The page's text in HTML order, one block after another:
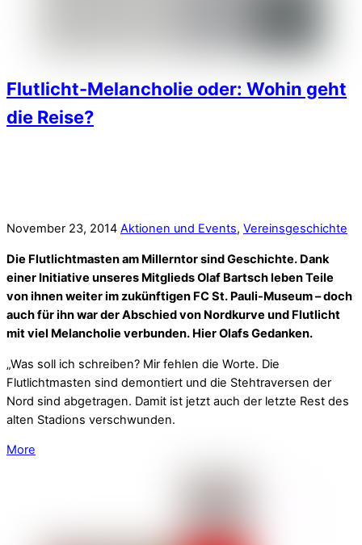
Flutlicht-Melancholie oder: Wohin geht
die Reise?
November 23, 2014 Aktionen und Events, Vereinsgeschichte
Die Flutlichtmasten am Millerntor sind Geschichte. Dank
einer Initiative unseres Mitglieds Olaf Bartsch leben Teile
von ihnen weiter im zukünftigen FC St. Pauli-Museum – doch
auch für ihn war der Abschied von Nordkurve und Flutlicht
mit viel Melancholie verbunden. Hier Olafs Gedanken.
„Was soll ich schreiben? Mir fehlen die Worte. Die
Flutlichtmasten sind demontiert und die Stehtraversen der
Nord sind abgetragen. Damit ist jetzt auch der letzte Rest des
alten Stadions verschwunden.
More